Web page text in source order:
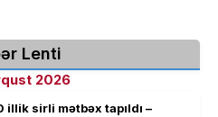
Lenti
2026
sirli mətbəx tapıldı –